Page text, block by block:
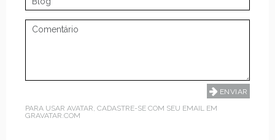
PARA USAR AVATAR, CADASTRE-SE COM SEU EMAIL EM
GRAVATAR.COM